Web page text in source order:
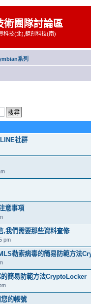
術團隊討論區
科技(北),鉅創科技(南)
系列
社群
意事項
,我們需要那些資料查修
pm
勒索病毒的簡易防範方法
簡易防範方法CryptoLocker
的帳號